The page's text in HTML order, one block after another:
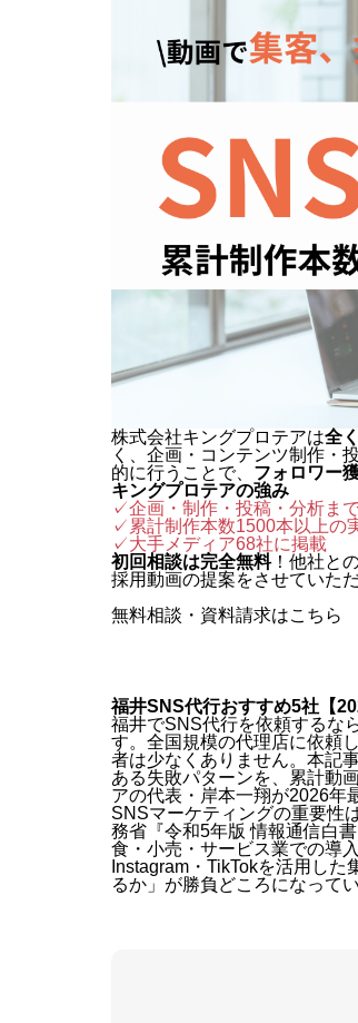
株式会社キングプロテアは全
く、企画・コンテンツ制作・
的に行うことで、 フォロワー
キングプロテアの強み
✓企画・制作・投稿・分析ま
✓累計制作本数1500本以上の
✓大手メディア68社に掲載
初回相談は完全無料！他社と
採用動画の提案をさせていただ
無料相談・資料請求はこちら
福井SNS代行おすすめ5社【
福井でSNS代行を依頼するな
す。全国規模の代理店に依頼
者は少なくありません。本記
ある失敗パターンを、累計動
アの代表・岸本一翔が2026年
SNSマーケティングの重要性
務省『令和5年版 情報通信白
食・小売・サービス業での導
Instagram・TikTokを活用し
るか」が勝負どころになってい